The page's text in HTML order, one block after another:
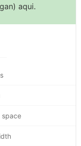
aqui.
space